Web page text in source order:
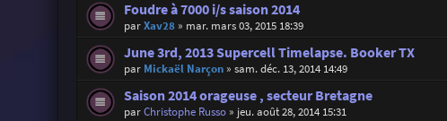
Foudre à 7000 i/s saison 2014
parXav28» mar. mars 03, 2015 18:39
June 3rd, 2013 Supercell Timelapse. Booker TX
par Mickaël Narçon» sam. déc. 13, 2014 14:49
Saison 2014 orageuse , secteur Bretagne
parChristophe Russo» jeu. août 28, 2014 15:31